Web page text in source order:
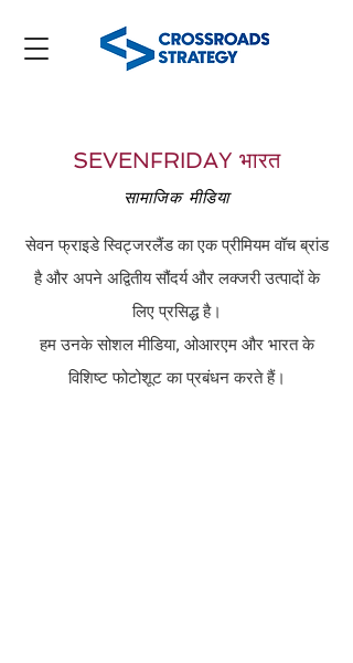
SEVENFRIDAY भारत
सामाजिक मीडिया
सेवन फ्राइडे स्विट्जरलैंड का एक प्रीमियम वॉच ब्रांड
है और अपने अद्वितीय सौंदर्य और लक्जरी उत्पादों के
लिए प्रसिद्ध है।
हम उनके सोशल मीडिया, ओआरएम और भारत के
विशिष्ट फोटोशूट का प्रबंधन करते हैं।